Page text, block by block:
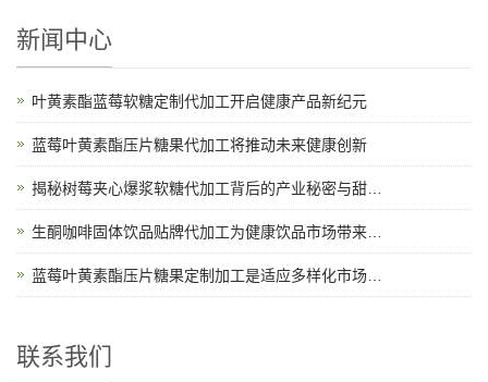
新闻中心
叶黄素酯蓝莓软糖定制代加工开启健康产品新纪元
蓝莓叶黄素酯压片糖果代加工将推动未来健康创新
联系我们